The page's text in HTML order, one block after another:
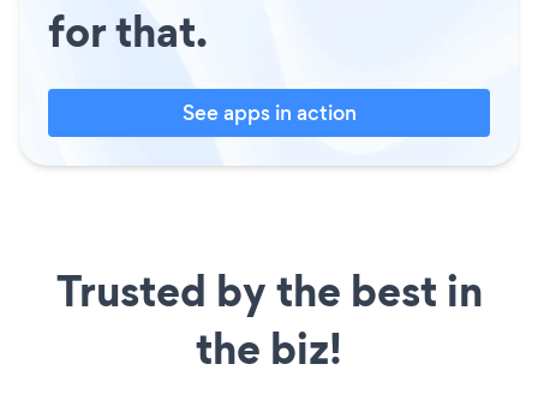
for that.
See apps in action
Trusted by the best in
the biz!